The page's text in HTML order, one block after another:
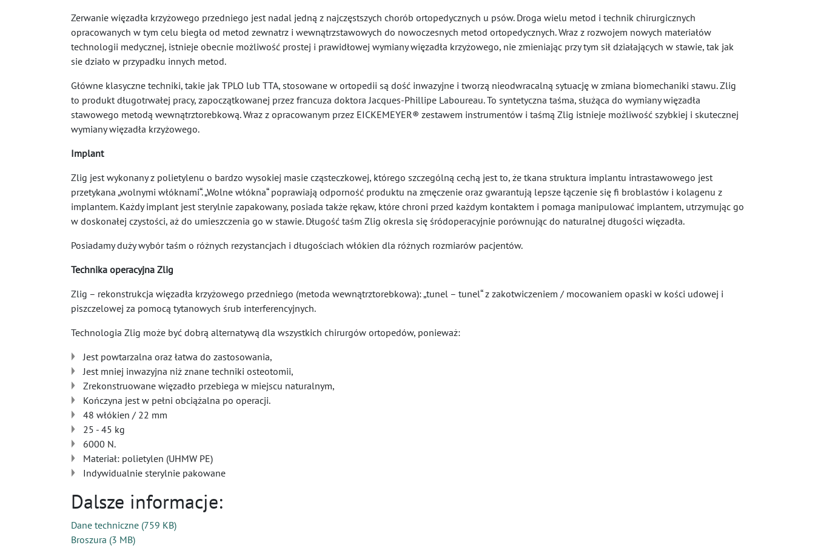
Zerwanie więzadła krzyżowego przedniego jest nadal jedną z najczęstszych chorób ortopedycznych u psów. Droga wielu metod i technik chirurgicznych
opracowanych w tym celu biegła od metod zewnatrz i wewnątrzstawowych do nowoczesnych metod ortopedycznych. Wraz z rozwojem nowych materiałów
technologii medycznej, istnieje obecnie możliwość prostej i prawidłowej wymiany więzadła krzyżowego, nie zmieniając przy tym sił działających w stawie, tak jak
sie działo w przypadku innych metod.
Główne klasyczne techniki, takie jak TPLO lub TTA, stosowane w ortopedii są dość inwazyjne i tworzą nieodwracalną sytuację w zmiana biomechaniki stawu. Zlig
to produkt długotrwałej pracy, zapoczątkowanej przez francuza doktora Jacques-Phillipe Laboureau. To syntetyczna taśma, służąca do wymiany więzadła
stawowego metodą wewnątrztorebkową. Wraz z opracowanym przez EICKEMEYER® zestawem instrumentów i taśmą Zlig istnieje możliwość szybkiej i skutecznej
wymiany więzadła krzyżowego.
Implant
Zlig jest wykonany z polietylenu o bardzo wysokiej masie cząsteczkowej, którego szczególną cechą jest to, że tkana struktura implantu intrastawowego jest
przetykana „wolnymi włóknami“. „Wolne włókna“ poprawiają odporność produktu na zmęczenie oraz gwarantują lepsze łączenie się fi broblastów i kolagenu z
implantem. Każdy implant jest sterylnie zapakowany, posiada także rękaw, które chroni przed każdym kontaktem i pomaga manipulować implantem, utrzymując go
w doskonałej czystości, aż do umieszczenia go w stawie. Długość taśm Zlig okresla się śródoperacyjnie porównując do naturalnej długości więzadła.
Posiadamy duży wybór taśm o różnych rezystancjach i długościach włókien dla różnych rozmiarów pacjentów.
Technika operacyjna Zlig
Zlig – rekonstrukcja więzadła krzyżowego przedniego (metoda wewnątrztorebkowa): „tunel – tunel“ z zakotwiczeniem / mocowaniem opaski w kości udowej i
piszczelowej za pomocą tytanowych śrub interferencyjnych.
Technologia Zlig może być dobrą alternatywą dla wszystkich chirurgów ortopedów, ponieważ:
Jest powtarzalna oraz łatwa do zastosowania,
Jest mniej inwazyjna niż znane techniki osteotomii,
Zrekonstruowane więzadło przebiega w miejscu naturalnym,
Kończyna jest w pełni obciążalna po operacji.
48 włókien / 22 mm
25 - 45 kg
6000 N.
Materiał: polietylen (UHMW PE)
Indywidualnie sterylnie pakowane
Dalsze informacje:
Dane techniczne (759 KB)
Broszura (3 MB)